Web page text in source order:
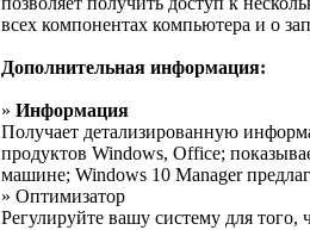
всех компонентах компьютера и о
Дополнительная информация:
» Информация
Получает детализированную
продуктов Windows, Office;
машине; Windows 10 Manager
» Оптимизатор
Регулируйте вашу систему для того,